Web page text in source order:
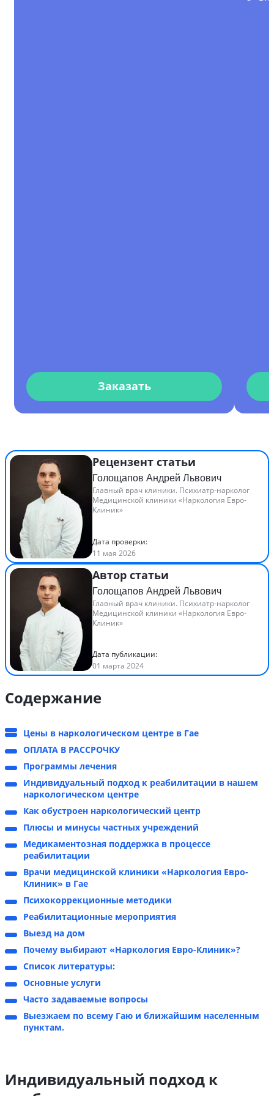
Заказать
Рецензент статьи
Голощапов Андрей Львович
Главный врач клиники. Психиатр-нарколог
Медицинской клиники «Наркология Евро-
Клиник»
Дата проверки:
11 мая 2026
Автор статьи
Голощапов Андрей Львович
Главный врач клиники. Психиатр-нарколог
Медицинской клиники «Наркология Евро-
Клиник»
Дата публикации:
01 марта 2024
Содержание
Цены в наркологическом центре в Гае
ОПЛАТА В РАССРОЧКУ
Программы лечения
Индивидуальный подход к реабилитации в нашем
наркологическом центре
Как обустроен наркологический центр
Плюсы и минусы частных учреждений
Медикаментозная поддержка в процессе
реабилитации
Врачи медицинской клиники «Наркология Евро-
Клиник» в Гае
Психокоррекционные методики
Реабилитационные мероприятия
Выезд на дом
Почему выбирают «Наркология Евро-Клиник»?
Список литературы:
Основные услуги
Часто задаваемые вопросы
Выезжаем по всему Гаю и ближайшим населенным
пунктам.
Индивидуальный подход к